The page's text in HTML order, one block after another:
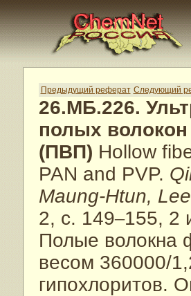
Предыдущий реферат Следующий
26.МБ.226.
полых
(ПВП) Hollow
PAN and PVP.
Maung-Htun,
2, с. 149–155, 2
Полые
весом 360000/
гипохлоритов.